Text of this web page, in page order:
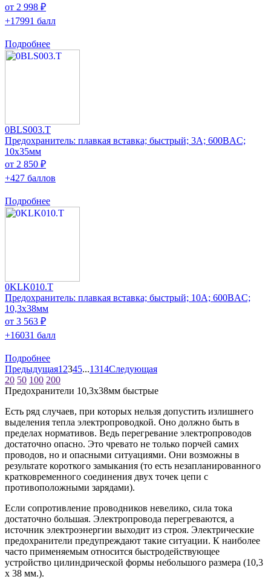
от 2 998 ₽
+17991 балл
Подробнее
0BLS003.T
Предохранитель: плавкая вставка; быстрый; 3А; 600ВAC;
10x35мм
от 2 850 ₽
+427 баллов
Подробнее
0KLK010.T
Предохранитель: плавкая вставка; быстрый; 10А; 600ВAC;
10,3x38мм
от 3 563 ₽
+16031 балл
Подробнее
Предыдущая1 2345...1314Следующая
20 50 100 200
Предохранители 10,3x38мм быстрые
Есть ряд случаев, при которых нельзя допустить излишнего
выделения тепла электропроводкой. Оно должно быть в
пределах нормативов. Ведь перегревание электропроводов
достаточно опасно. Это чревато не только порчей самих
проводов, но и опасными ситуациями. Они возможны в
результате короткого замыкания (то есть незапланированного
кратковременного соединения двух точек цепи с
противоположными зарядами).
Если сопротивление проводников невелико, сила тока
достаточно большая. Электропровода перегреваются, а
источник электроэнергии выходит из строя. Электрические
предохранители предупреждают такие ситуации. К наиболее
часто применяемым относится быстродействующее
устройство цилиндрической формы небольшого размера (10,3
х 38 мм.).